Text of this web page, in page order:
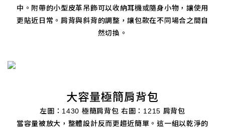
中。附帶的小型皮革吊飾可以收納耳機或隨身小物，讓使用
更貼近日常。肩背與斜背的調整，讓包款在不同場合之間自
然切換。
大容量極簡肩背包
左圖：1430 極簡肩背包 右圖：1215 肩背包
當容量被放大，整體設計反而更趨近簡單。這一組以乾淨的